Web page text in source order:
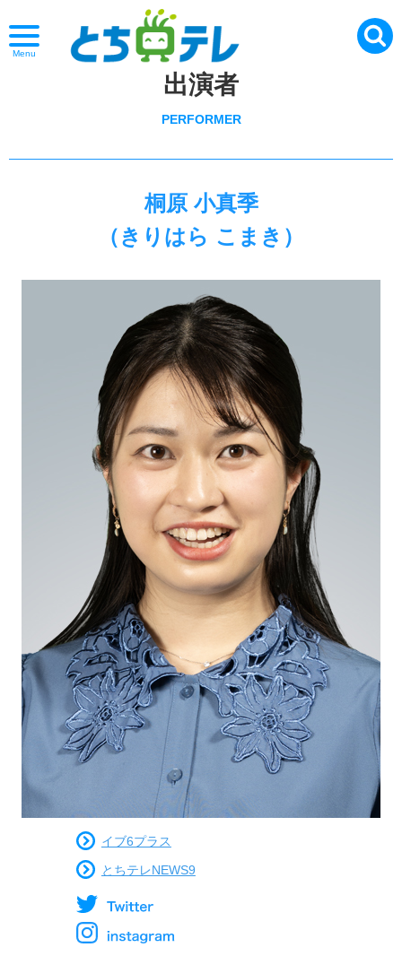
Menu
出演者
PERFORMER
桐原 小真季
（きりはら こまき）
イブ6プラス
とちテレNEWS9